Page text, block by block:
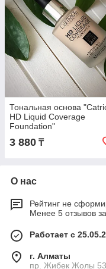
Тональная основа
HD Liquid Coverage
Foundation"
3 880 ₸
О нас
Рейтинг не
Менее 5 отзывов
Работает с
г. Алматы
пр. Жибек Жолы